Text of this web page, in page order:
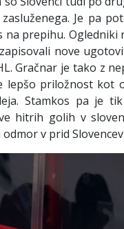
Je pa
prepihu. Ogledniki
nove
Gračnar je tako z
lepšo priložnost
Stamkos pa je
hitrih golih v
v prid Slovencev.